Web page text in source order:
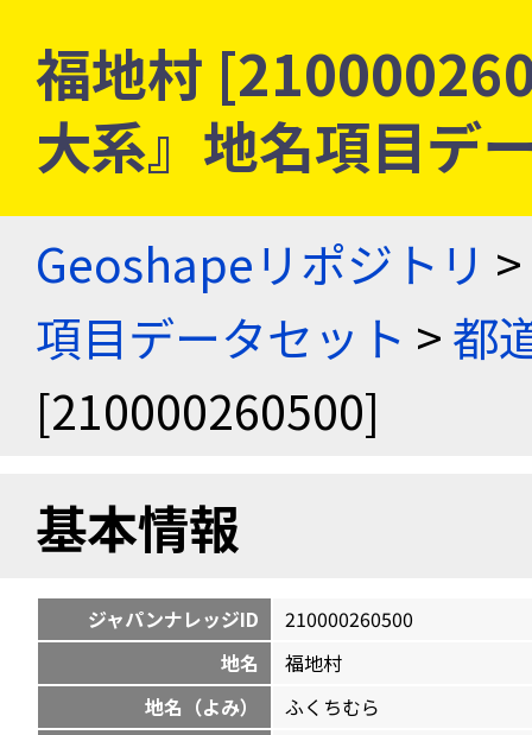
福地村
大系』地名項目デ
Geoshapeリポジトリ >
項目データセット >都
[210000260500]
基本情報
ジャパンナレッジID
210000260500
地名
福地村
地名（よみ）
ふくちむら